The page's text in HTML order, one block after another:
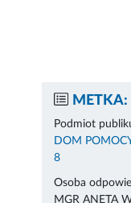
METKA:
Podmiot
DOM
8
Osoba
MGR ANETA